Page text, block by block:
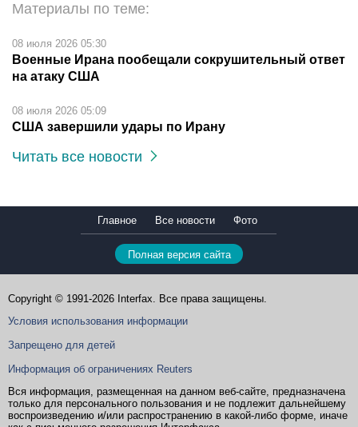
Материалы по теме:
08 июля 2026 05:30
Военные Ирана пообещали сокрушительный ответ
на атаку США
08 июля 2026 05:09
США завершили удары по Ирану
Читать все новости
Главное Все новости Фото
Полная версия сайта
Copyright © 1991-2026 Interfax. Все права защищены.
Условия использования информации
Запрещено для детей
Информация об ограничениях Reuters
Вся информация, размещенная на данном веб-сайте, предназначена
только для персонального пользования и не подлежит дальнейшему
воспроизведению и/или распространению в какой-либо форме, иначе